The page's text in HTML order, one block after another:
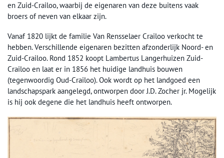
en Zuid-Crailoo, waarbij de eigenaren van deze buitens vaak
broers of neven van elkaar zijn.
Vanaf 1820 lijkt de familie Van Rensselaer Crailoo verkocht te
hebben. Verschillende eigenaren bezitten afzonderlijk Noord- en
Zuid-Crailoo. Rond 1852 koopt Lambertus Langerhuizen Zuid-
Crailoo en laat er in 1856 het huidige landhuis bouwen
(tegenwoordig Oud-Crailoo). Ook wordt op het landgoed een
landschapspark aangelegd, ontworpen door J.D. Zocher jr. Mogelijk
is hij ook degene die het landhuis heeft ontworpen.